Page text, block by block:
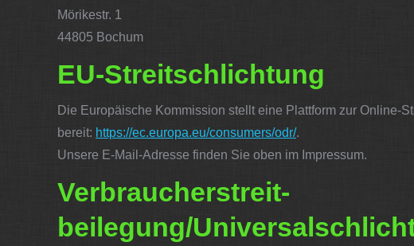
Mörikestr. 1
44805 Bochum
EU-Streitschlichtung
Die Europäische Kommission stellt eine Plattform zur Online-
bereit: https://ec.europa.eu/consumers/odr/.
Unsere E-Mail-Adresse finden Sie oben im Impressum.
Verbraucher­streit­
beilegung/